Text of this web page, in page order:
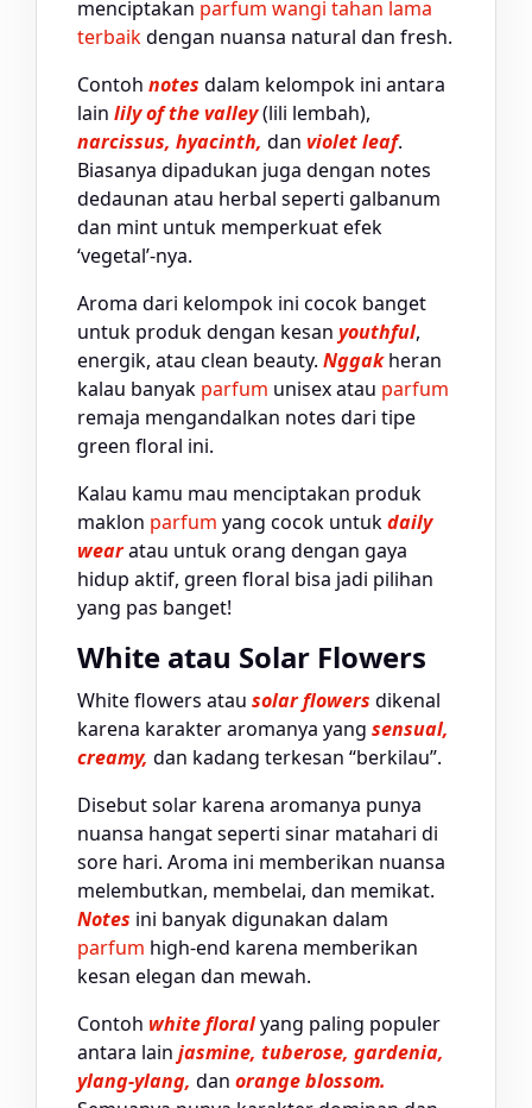
menciptakan parfum wangi tahan lama
terbaikdengan nuansa natural dan fresh.
Contoh notes dalam kelompok ini antara
lain lily of the valley(lili lembah),
narcissus, hyacinth, dan violet leaf.
Biasanya dipadukan juga dengan notes
dedaunan atau herbal seperti galbanum
dan mint untuk memperkuat efek
‘vegetal’-nya.
Aroma dari kelompok ini cocok banget
untuk produk dengan kesan youthful,
energik, atau clean beauty. Nggakheran
kalau banyak parfum unisex atau parfum
remaja mengandalkan notes dari tipe
green floral ini.
Kalau kamu mau menciptakan produk
maklon parfum yang cocok untukdaily
wearatau untuk orang dengan gaya
hidup aktif, green floral bisa jadi pilihan
yang pas banget!
White atau Solar Flowers
White flowers atau solar flowers dikenal
karena karakter aromanya yang sensual,
creamy, dan kadang terkesan “berkilau”.
Disebut solar karena aromanya punya
nuansa hangat seperti sinar matahari di
sore hari. Aroma ini memberikan nuansa
melembutkan, membelai, dan memikat.
Notes ini banyak digunakan dalam
parfum high-end karena memberikan
kesan elegan dan mewah.
Contoh white floralyang paling populer
antara lain jasmine, tuberose, gardenia,
ylang-ylang, dan orange blossom.